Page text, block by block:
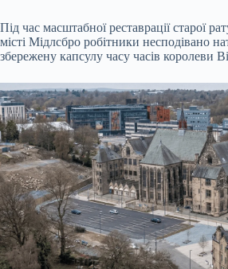
Під час масштабної реставрації старої
місті Мідлсбро робітники несподівано
збережену капсулу часу часів королеви